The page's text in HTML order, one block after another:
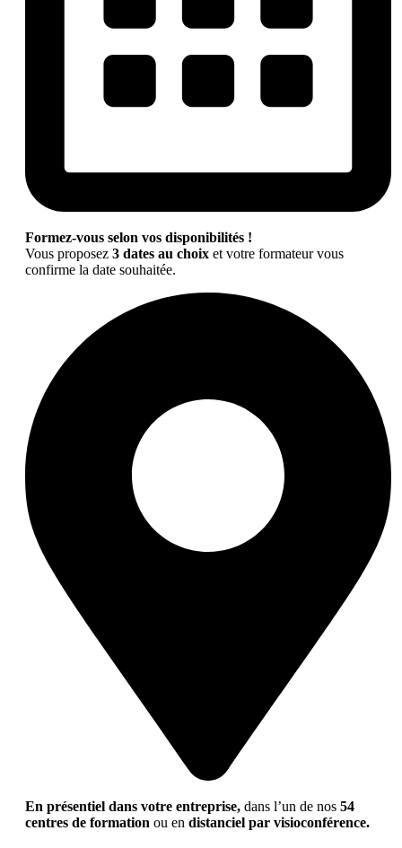
Formez-vous selon vos disponibilités !
Vous proposez 3 dates au choix et votre formateur vous
confirme la date souhaitée.
En présentiel dans votre entreprise, dans l’un de nos 54
centres de formation ou en distanciel par visioconférence.